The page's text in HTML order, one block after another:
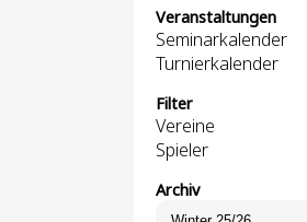
Veranstaltungen
Seminarkalender
Turnierkalender
Filter
Vereine
Spieler
Archiv